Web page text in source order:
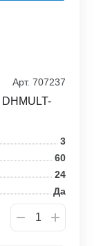
Арт. 707237
3
60
24
Да